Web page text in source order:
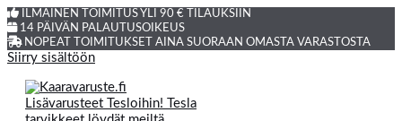
ILMAINEN TOIMITUS YLI 90 € TILAUKSIIN
14 PÄIVÄN PALAUTUSOIKEUS
NOPEAT TOIMITUKSET AINA SUORAAN OMASTA VARASTOSTA
Siirry sisältöön